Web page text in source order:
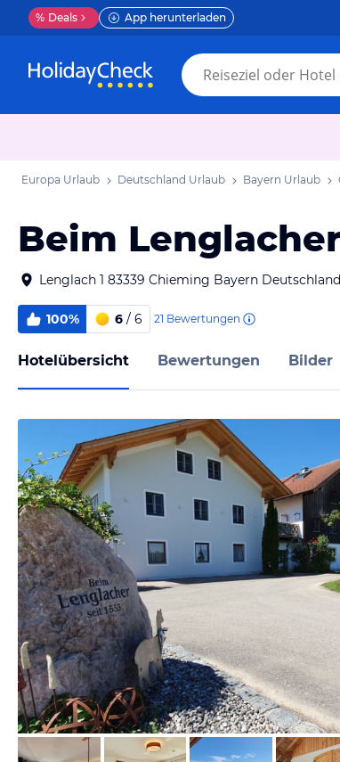
% Deals App herunterladen
Europa Urlaub Deutschland Urlaub Bayern Urlaub
Beim Lenglacher
Lenglach 1 83339 Chieming Bayern Deutschland
100% 6 / 6 21 Bewertungen
Hotelübersicht Bewertungen Bilder